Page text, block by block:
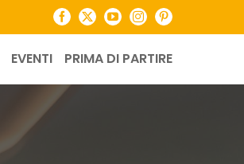
Facebook
X YouTubeInstagramPinterest
EVENTI PRIMA DI PARTIRE